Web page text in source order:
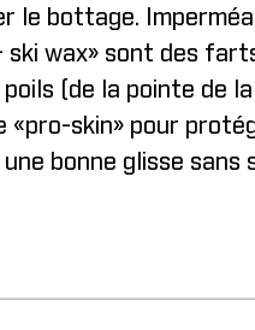
le bottage.
wax» sont des
(de la pointe de
skin» pour
bonne glisse sans